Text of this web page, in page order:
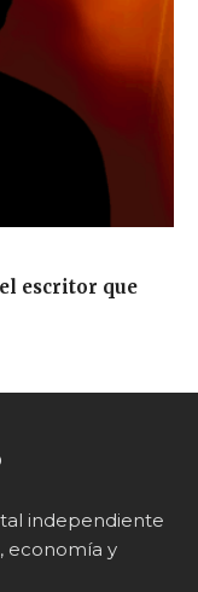
escritor que
independiente
economía y